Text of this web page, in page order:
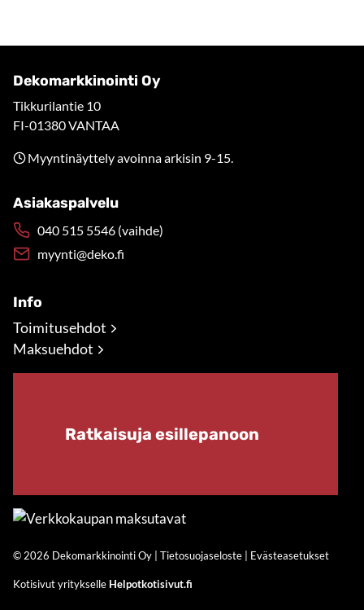
Dekomarkkinointi Oy
Tikkurilantie 10
FI-01380 VANTAA
Myyntinäyttely avoinna arkisin 9-15.
Asiakaspalvelu
040 515 5546 (vaihde)
myynti@deko.fi
Info
Toimitusehdot
Maksuehdot
Ratkaisuja esillepanoon
© 2026 Dekomarkkinointi Oy | Tietosuojaseloste Evästeasetukset
Kotisivut yritykselle Helpotkotisivut.fi